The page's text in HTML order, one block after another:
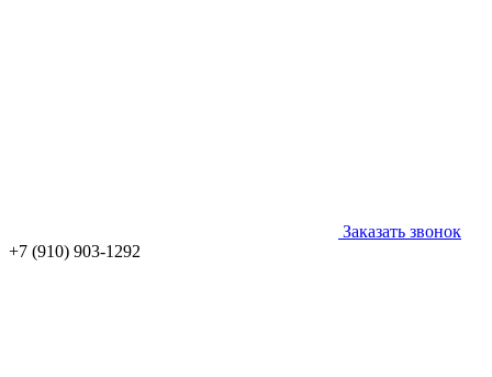
Заказать звонок
+7 (910) 903-1292